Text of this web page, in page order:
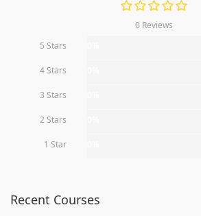
0 Reviews
5 Stars
4 Stars
3 Stars
2 Stars
1 Star
Recent Courses